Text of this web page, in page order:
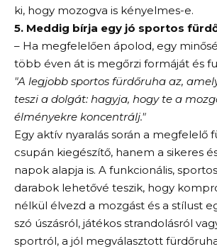
ki, hogy mozogva is kényelmes-e.
5. Meddig bírja egy jó sportos
– Ha megfelelően ápolod, egy
több éven át is megőrzi formáját és
"A legjobb sportos fürdőruha az,
teszi a dolgát: hagyja, hogy te a
élményekre koncentrálj."
Egy aktív nyaralás során a megfelelő
csupán kiegészítő, hanem a sikeres
napok alapja is. A funkcionális,
darabok lehetővé teszik, hogy
nélkül élvezd a mozgást és a stílust
szó úszásról, játékos strandolásról
sportról, a jól megválasztott